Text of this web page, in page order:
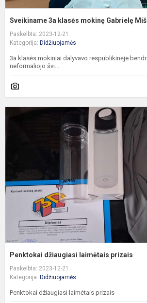
Sveikiname 3a klasės mokinę Gabrielę
Paskelbta: 2023-12-21
Kategorija: Didžiuojamės
3a klasės mokiniai dalyvavo respublikinėje
neformaliojo švi...
Penktokai džiaugiasi laimėtais prizais
Paskelbta: 2023-12-21
Kategorija: Didžiuojamės
Penktokai džiaugiasi laimėtais prizais